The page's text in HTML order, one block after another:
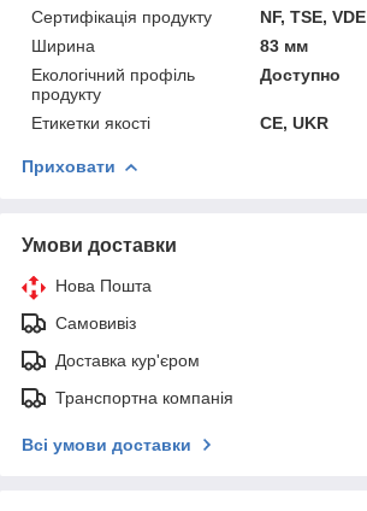
Сертифікація продукту
NF, TSE, VDE
Ширина
83 мм
Екологічний профіль
продукту
Доступно
Етикетки якості CE, UKR
Приховати
Умови доставки
Нова Пошта
Самовивіз
Доставка кур'єром
Транспортна компанія
Всі умови доставки